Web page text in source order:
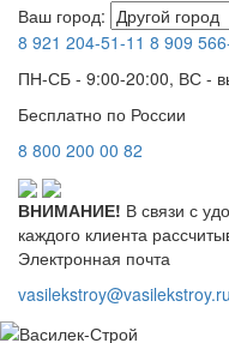
Ваш город:
8 921 204-51-11 8 909
ПН-СБ - 9:00-20:00, ВС -
Бесплатно по России
8 800 200 00 82
ВНИМАНИЕ! В связи с
каждого клиента
Электронная почта
vasilekstroy@vasilekstroy.ru